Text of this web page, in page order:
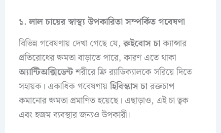
১. লাল চায়ের স্বাস্থ্য উপকারিতা সম্পর্কিত গবেষণা
বিভিন্ন গবেষণায় দেখা গেছে যে,রুইবোস চা ক্যান্সার
প্রতিরোধের ক্ষমতা বাড়াতে পারে, কারণ এতে থাকা
অ্যান্টিঅক্সিডেন্টশরীরে ফ্রি র‍্যাডিক্যালকে সরিয়ে দিতে
সহায়ক। একাধিক গবেষণায়হিবিস্কাস চা রক্তচাপ
কমানোর ক্ষমতা প্রমাণিত হয়েছে। এছাড়াও, এই চা ত্বক
এবং হজম ব্যবস্থার জন্যও উপকারী।